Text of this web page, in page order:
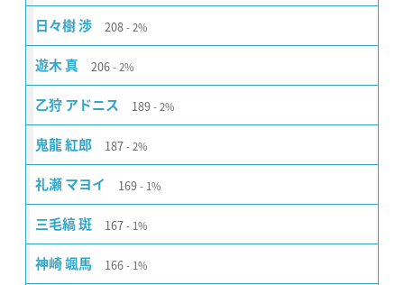
日々樹 渉 208 2%
遊木 真 206 2%
乙狩 アドニス 189 2%
鬼龍 紅郎 187 2%
礼瀬 マヨイ 169 1%
三毛縞 斑 167 1%
神崎 颯馬 166 1%